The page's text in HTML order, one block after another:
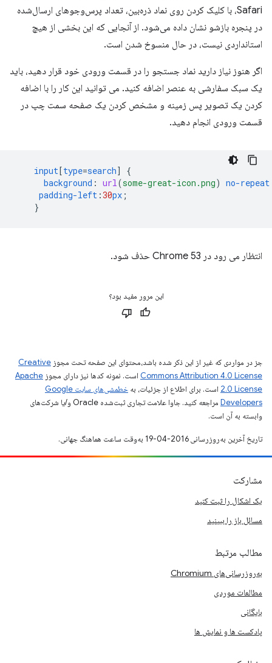
Safari، با کلیک کردن روی نماد ذره‌بین، تعداد پرس‌و‌جوهای ارسال‌شده
در پنجره بازشو نشان داده می‌شود. از آنجایی که این بخشی از هیچ
استانداردی نیست، در حال منسوخ شدن است.
اگر هنوز نیاز دارید نماد جستجو را در قسمت ورودی خود قرار دهید، باید
یک سبک سفارشی به عنصر اضافه کنید. می توانید این کار را با اضافه
کردن یک تصویر پس زمینه و مشخص کردن یک صفحه سمت چپ در
قسمت ورودی انجام دهید.
input[type=search]
{
background : url(some-great-icon.png) no-repeat
padding-left :30px ;
}
انتظار می رود در Chrome 53 حذف شود.
این مرور مفید بود؟
جز در مواردی که غیر از این ذکر شده باشد،‌محتوای این صفحه تحت مجوز Creative
Commons Attribution 4.0 License است. نمونه کدها نیز دارای مجوز Apache
2.0 License است. برای اطلاع از جزئیات، به
خطمشی‌های سایت Google
Developers‏
مراجعه کنید. جاوا علامت تجاری ثبت‌شده Oracle و/یا شرکت‌های
وابسته به آن است.
تاریخ آخرین به‌روزرسانی 2016-04-19 به‌وقت ساعت هماهنگ جهانی.
مشارکت
یک اشکال را ثبت کنید
مسائل باز را ببینید
مطالب مرتبط
به‌روزرسانی‌های Chromium
مطالعات موردی
بایگانی
پادکست ها و نمایش ها